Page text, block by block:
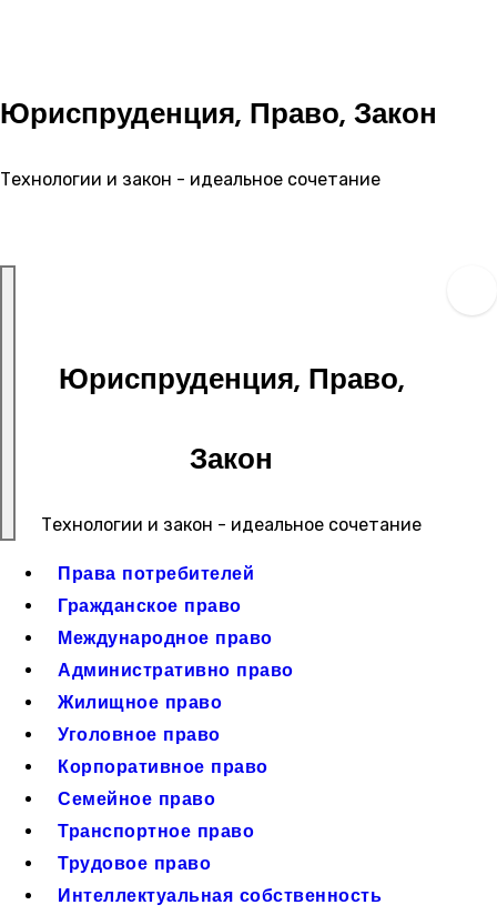
Юриспруденция, Право, Закон
Технологии и закон - идеальное сочетание
Юриспруденция, Право,
Закон
Технологии и закон - идеальное сочетание
Права потребителей
Гражданское право
Международное право
Административно право
Жилищное право
Уголовное право
Корпоративное право
Семейное право
Транспортное право
Трудовое право
Интеллектуальная собственность